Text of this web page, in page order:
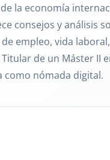
la economía
consejos y análisis
empleo, vida
de un Máster II
como nómada digital.